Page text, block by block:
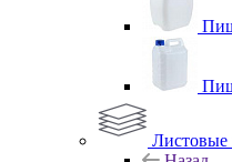
Листовые